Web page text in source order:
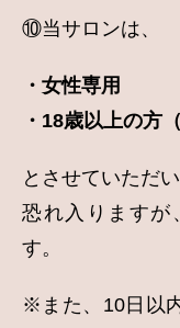
⑩当サロンは、
・女性専用
・18歳以上の方
とさせていただ
恐れ入りますが
す。
※また、10日以